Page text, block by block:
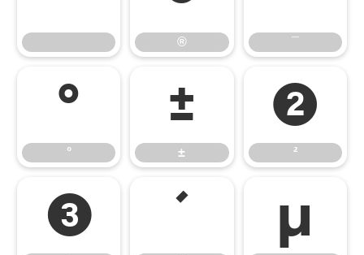
® ¯
°
°
±
±
²
²
³ ´ µ